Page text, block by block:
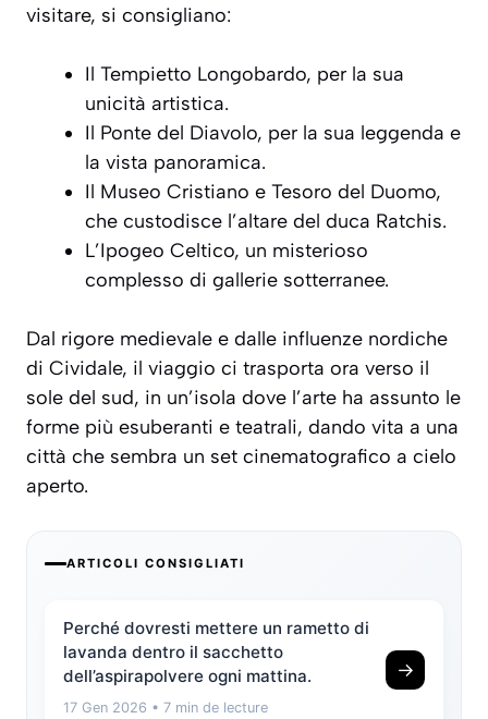
visitare, si consigliano:
Il Tempietto Longobardo, per la sua
unicità artistica.
Il Ponte del Diavolo, per la sua leggenda e
la vista panoramica.
Il Museo Cristiano e Tesoro del Duomo,
che custodisce l’altare del duca Ratchis.
L’Ipogeo Celtico, un misterioso
complesso di gallerie sotterranee.
Dal rigore medievale e dalle influenze nordiche
di Cividale, il viaggio ci trasporta ora verso il
sole del sud, in un’isola dove l’arte ha assunto le
forme più esuberanti e teatrali, dando vita a una
città che sembra un set cinematografico a cielo
aperto.
ARTICOLI CONSIGLIATI
Perché dovresti mettere un rametto di
lavanda dentro il sacchetto
dell’aspirapolvere ogni mattina.
17 Gen 2026 • 7 min de lecture
→